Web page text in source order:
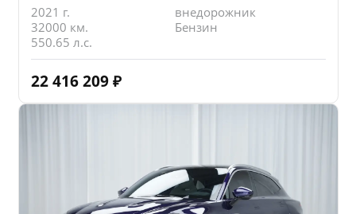
2021 г.
внедорожник
32000 км.
Бензин
550.65 л.с.
22 416 209 ₽